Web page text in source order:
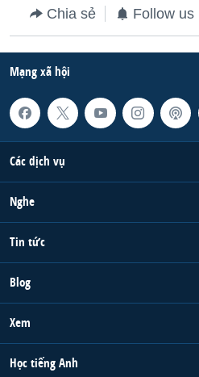
Chia sẻ Follow us
Mạng xã hội
Các dịch vụ
Nghe
Tin tức
Blog
Xem
Học tiếng Anh